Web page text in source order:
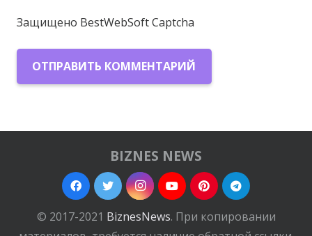
Защищено BestWebSoft Captcha
ОТПРАВИТЬ КОММЕНТАРИЙ
BIZNES NEWS
© 2017-2021 BiznesNews. При копировании